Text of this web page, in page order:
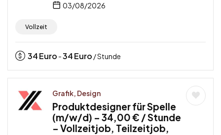
03/08/2026
Vollzeit
34Euro -34Euro / Stunde
Grafik, Design
Produktdesigner für Spelle
(m/w/d) – 34,00 € / Stunde
– Vollzeitjob, Teilzeitjob,